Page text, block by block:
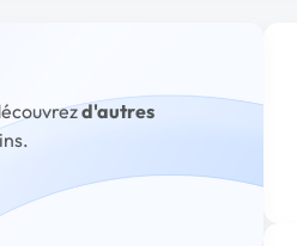
d'autres